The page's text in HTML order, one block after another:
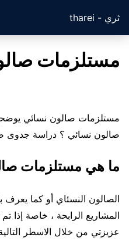
ثري - tharei
مستلزمات
مستلزمات صالون نسائي
صالون نسائي ؟ دراسة جدوى
ما هي مستلزمات
الصالون النسئاي أو كما
المشاريع الرابحة ، خاصة إذا
عزيزتي من خلال الاسطر